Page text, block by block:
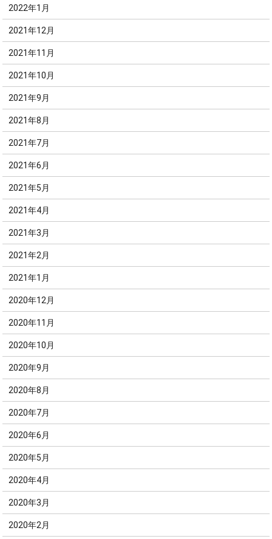
2022年1月
2021年12月
2021年11月
2021年10月
2021年9月
2021年8月
2021年7月
2021年6月
2021年5月
2021年4月
2021年3月
2021年2月
2021年1月
2020年12月
2020年11月
2020年10月
2020年9月
2020年8月
2020年7月
2020年6月
2020年5月
2020年4月
2020年3月
2020年2月